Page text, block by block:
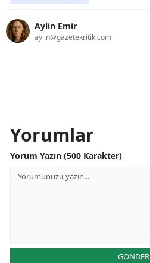
Aylin Emir
aylin@gazetekritik.com
Yorumlar
Yorum Yazın (500 Karakter)
GÖNDER